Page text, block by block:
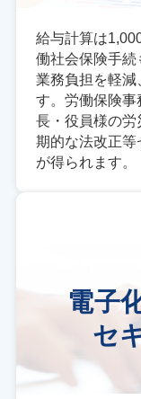
給与計算は
働社会保険手
業務負担を軽減
す。労働保険
長・役員様の
期的な法改正等
が得られます。
電子
セ